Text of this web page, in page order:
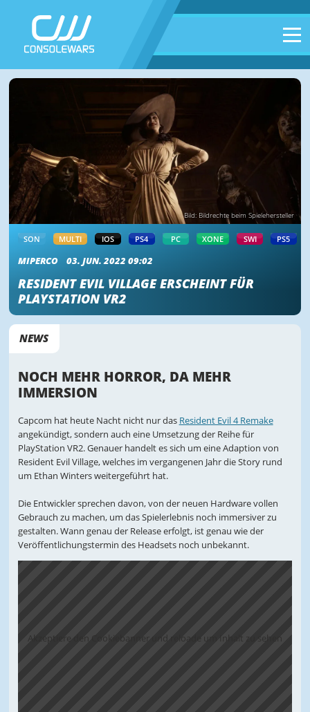
Bild: Bildrechte beim Spielehersteller
SON MULTI IOS PS4 PC XONE SWI PS5
MIPERCO 03. JUN. 2022 09:02
RESIDENT EVIL VILLAGE ERSCHEINT FÜR
PLAYSTATION VR2
NEWS
NOCH MEHR HORROR, DA MEHR
IMMERSION
Capcom hat heute Nacht nicht nur das Resident Evil 4 Remake
angekündigt, sondern auch eine Umsetzung der Reihe für
PlayStation VR2. Genauer handelt es sich um eine Adaption von
Resident Evil Village, welches im vergangenen Jahr die Story rund
um Ethan Winters weitergeführt hat.
Die Entwickler sprechen davon, von der neuen Hardware vollen
Gebrauch zu machen, um das Spielerlebnis noch immersiver zu
gestalten. Wann genau der Release erfolgt, ist genau wie der
Veröffentlichungstermin des Headsets noch unbekannt.
Akzeptiere den Cookiebanner und reloade um Inhalt zu sehen